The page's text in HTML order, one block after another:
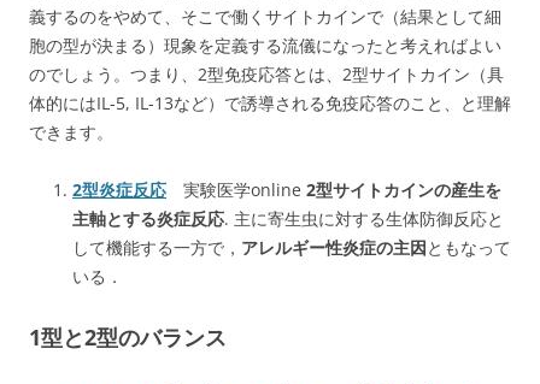
義するのをやめて、そこで働くサイトカインで（結果として細
胞の型が決まる）現象を定義する流儀になったと考えればよい
のでしょう。つまり、2型免疫応答とは、2型サイトカイン（具
体的にはIL-5, IL-13など）で誘導される免疫応答のこと、と理解
できます。
2型炎症反応 実験医学online 2型サイトカインの産生を
主軸とする炎症反応. 主に寄生虫に対する生体防御反応と
して機能する一方で， アレルギー性炎症の主因ともなって
いる．
1型と2型のバランス